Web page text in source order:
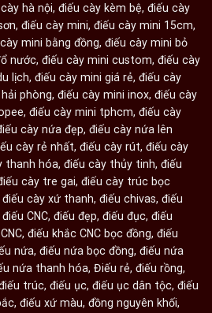
hà nội, điếu cày kèm bệ, điếu cày
, điếu cày mini, điếu cày mini 15cm,
mini bằng đồng, điếu cày mini bỏ
nước, điếu cày mini custom, điếu cày
lịch, điếu cày mini giá rẻ, điếu cày
phòng, điếu cày mini inox, điếu cày
, điếu cày mini tphcm, điếu cày
cày nứa đẹp, điếu cày nứa lên
cày rẻ nhất, điếu cày rút, điếu cày
thanh hóa, điếu cày thủy tinh, điếu
cày tre gai, điếu cày trúc bọc
điếu cày xứ thanh, điếu chivas, điếu
điếu CNC, điếu đẹp, điếu đục, điếu
, điếu khắc CNC bọc đồng, điếu
nứa, điếu nứa bọc đồng, điếu nứa
nứa thanh hóa, Điếu rẻ, điếu rồng,
trúc, điếu ục, điếu ục dân tộc, điếu
, điếu xứ màu, đồng nguyên khối,